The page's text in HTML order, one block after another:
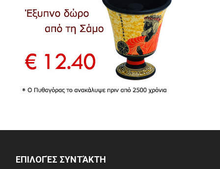
ΕΠΙΛΟΓΈΣ ΣΥΝΤΆΚΤΗ